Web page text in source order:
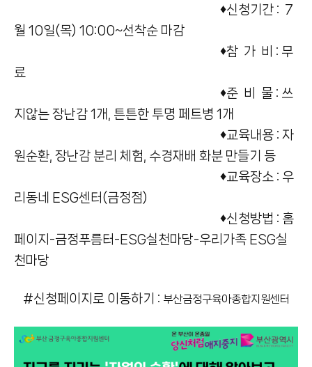
♦신청기간 : 7
월 10일(목) 10:00~선착순 마감
♦참 가 비 : 무
료
♦준 비 물 : 쓰
지않는 장난감 1개, 튼튼한 투명 페트병 1개
♦교육내용 : 자
원순환, 장난감 분리 체험, 수경재배 화분 만들기 등
♦교육장소 : 우
리동네 ESG센터(금정점)
♦신청방법 : 홈
페이지-금정푸름터-ESG실천마당-우리가족 ESG실
천마당
#신청페이지로 이동하기 : 부산금정구육아종합지원센터